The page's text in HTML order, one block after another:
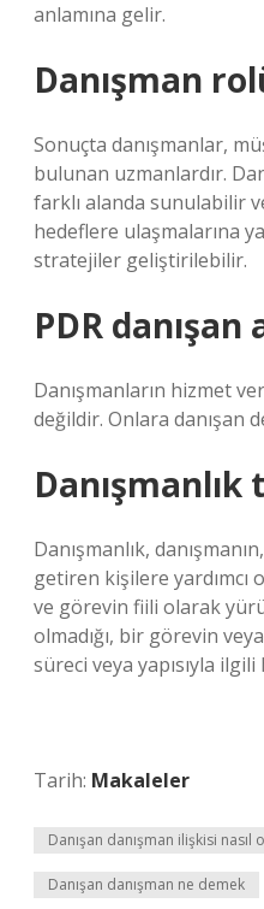
anlamına gelir.
Danışman
Sonuçta danışmanlar,
bulunan uzmanlardır.
farklı alanda sunulabilir
hedeflere ulaşmalarına
stratejiler geliştirilebilir.
PDR
Danışmanların hizmet
değildir. Onlara danışan
Danışmanlık
Danışmanlık,
getiren kişilere
ve görevin fiili olarak
olmadığı, bir görevin
süreci veya yapısıyla
Tarih: Makaleler
Danışan danışman ilişkisi nasıl
Danışan danışman ne demek